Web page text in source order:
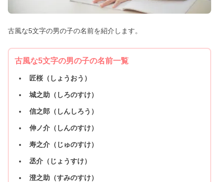
古風な5文字の男の子の名前を紹介します。
古風な5文字の男の子の名前一覧
匠桜（しょうおう）
城之助（しろのすけ）
信之郎（しんしろう）
伸ノ介（しんのすけ）
寿之介（じゅのすけ）
丞介（じょうすけ）
澄之助（すみのすけ）